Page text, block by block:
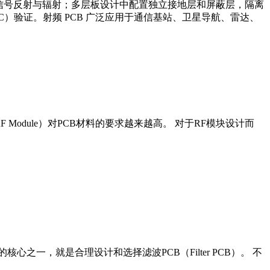
反射与辐射；多层板设计中配置独立接地层和屏蔽层，隔离
验证。射频 PCB 广泛应用于通信基站、卫星导航、雷达、
Module）对PCB材料的要求越来越高。 对于RF模块设计而
心之一，就是合理设计和选择滤波PCB（Filter PCB）。 不